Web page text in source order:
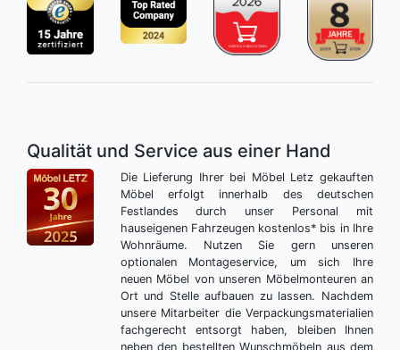
Qualität und Service aus einer Hand
Die Lieferung Ihrer bei Möbel Letz gekauften
Möbel erfolgt innerhalb des deutschen
Festlandes durch unser Personal mit
hauseigenen Fahrzeugen kostenlos* bis in Ihre
Wohnräume. Nutzen Sie gern unseren
optionalen Montageservice, um sich Ihre
neuen Möbel von unseren Möbelmonteuren an
Ort und Stelle aufbauen zu lassen. Nachdem
unsere Mitarbeiter die Verpackungsmaterialien
fachgerecht entsorgt haben, bleiben Ihnen
neben den bestellten Wunschmöbeln aus dem